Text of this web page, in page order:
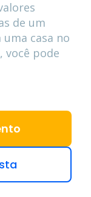
de um
casa no
você pode